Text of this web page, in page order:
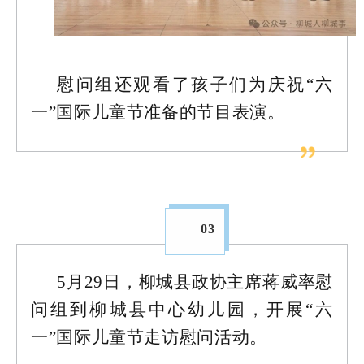
慰问组还观看了孩子们为庆祝“六
一”国际儿童节准备的节目表演。
03
5月29日，柳城县政协主席蒋威率慰
问组到柳城县中心幼儿园，开展“六
一”国际儿童节走访慰问活动。